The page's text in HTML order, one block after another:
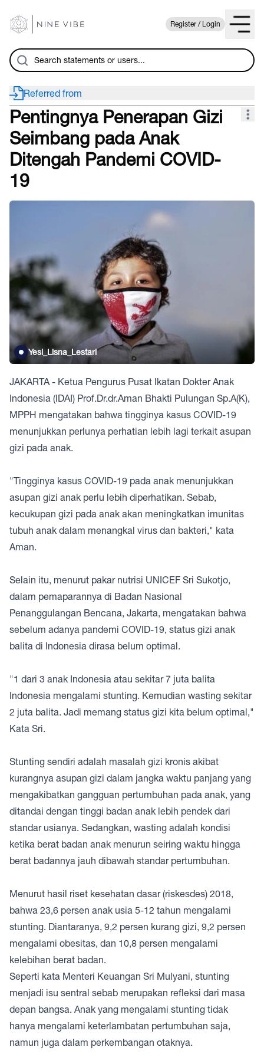
Register / Login
Pentingnya Penerapan Gizi
Seimbang pada Anak
Ditengah Pandemi COVID-
19
Yesi_Lisna_Lestari
JAKARTA - Ketua Pengurus Pusat Ikatan Dokter Anak
Indonesia (IDAI) Prof.Dr.dr.Aman Bhakti Pulungan Sp.A(K),
MPPH mengatakan bahwa tingginya kasus COVID-19
menunjukkan perlunya perhatian lebih lagi terkait asupan
gizi pada anak.
"Tingginya kasus COVID-19 pada anak menunjukkan
asupan gizi anak perlu lebih diperhatikan. Sebab,
kecukupan gizi pada anak akan meningkatkan imunitas
tubuh anak dalam menangkal virus dan bakteri," kata
Aman.
Selain itu, menurut pakar nutrisi UNICEF Sri Sukotjo,
dalam pemaparannya di Badan Nasional
Penanggulangan Bencana, Jakarta, mengatakan bahwa
sebelum adanya pandemi COVID-19, status gizi anak
balita di Indonesia dirasa belum optimal.
"1 dari 3 anak Indonesia atau sekitar 7 juta balita
Indonesia mengalami stunting. Kemudian wasting sekitar
2 juta balita. Jadi memang status gizi kita belum optimal,"
Kata Sri.
Stunting sendiri adalah masalah gizi kronis akibat
kurangnya asupan gizi dalam jangka waktu panjang yang
mengakibatkan gangguan pertumbuhan pada anak, yang
ditandai dengan tinggi badan anak lebih pendek dari
standar usianya. Sedangkan, wasting adalah kondisi
ketika berat badan anak menurun seiring waktu hingga
berat badannya jauh dibawah standar pertumbuhan.
Menurut hasil riset kesehatan dasar (riskesdes) 2018,
bahwa 23,6 persen anak usia 5-12 tahun mengalami
stunting. Diantaranya, 9,2 persen kurang gizi, 9,2 persen
mengalami obesitas, dan 10,8 persen mengalami
kelebihan berat badan.
Seperti kata Menteri Keuangan Sri Mulyani, stunting
menjadi isu sentral sebab merupakan refleksi dari masa
depan bangsa. Anak yang mengalami stunting tidak
hanya mengalami keterlambatan pertumbuhan saja,
namun juga dalam perkembangan otaknya.
Referred from